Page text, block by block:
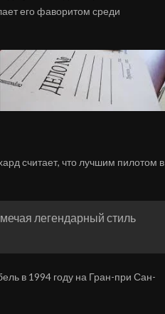
его фаворитом среди
считает, что лучшим пилотом в
легендарный стиль
в 1994 году на Гран-при Сан-